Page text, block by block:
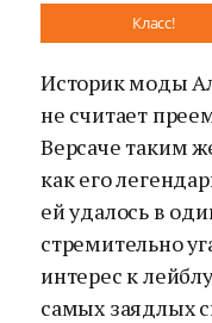
Класс!
Историк моды
не считает
Версаче таким
как его
ей удалось в
стремительно
интерес к
самых заядлых